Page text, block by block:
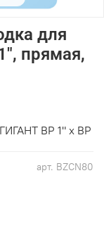
арт. BZCN80
для
прямая,
ВР 1" х ВР